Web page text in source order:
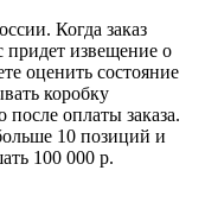
Когда заказ
придет извещение о
оценить состояние
коробку
после оплаты заказа.
10 позиций и
100 000 р.